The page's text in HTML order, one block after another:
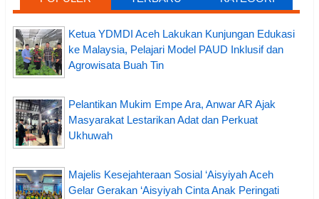
Ketua YDMDI Aceh Lakukan Kunjungan Edukasi
ke Malaysia, Pelajari Model PAUD Inklusif dan
Agrowisata Buah Tin
Pelantikan Mukim Empe Ara, Anwar AR Ajak
Masyarakat Lestarikan Adat dan Perkuat
Ukhuwah
Majelis Kesejahteraan Sosial ‘Aisyiyah Aceh
Gelar Gerakan ‘Aisyiyah Cinta Anak Peringati